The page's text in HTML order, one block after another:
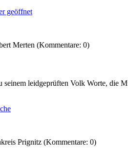
geöffnet
Merten (Kommentare: 0)
seinem leidgeprüften Volk Worte, die
Prignitz (Kommentare: 0)